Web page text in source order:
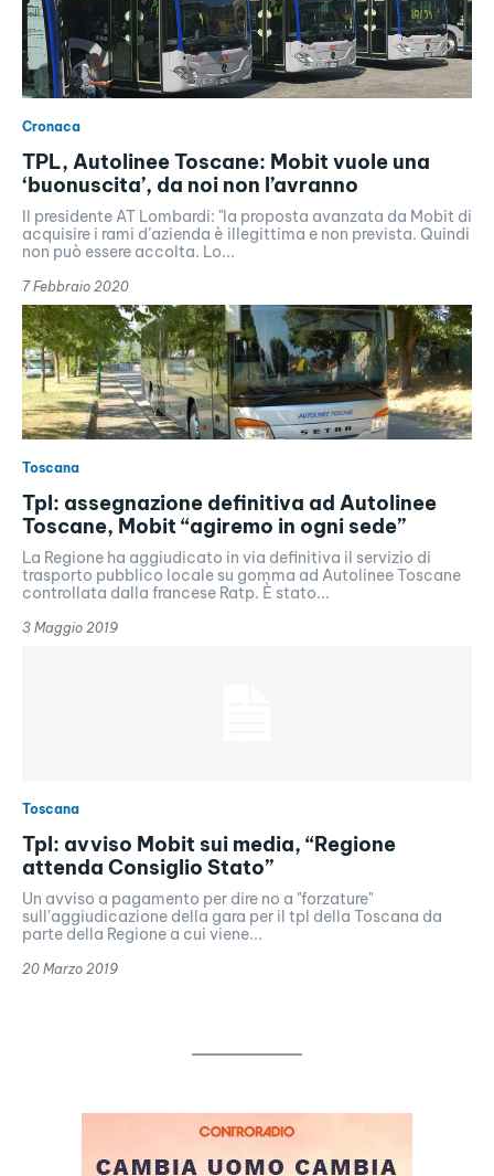
Cronaca
TPL, Autolinee Toscane: Mobit vuole una
‘buonuscita’, da noi non l’avranno
Il presidente AT Lombardi: "la proposta avanzata da Mobit di
acquisire i rami d’azienda è illegittima e non prevista. Quindi
non può essere accolta. Lo...
7 Febbraio 2020
Toscana
Tpl: assegnazione definitiva ad Autolinee
Toscane, Mobit “agiremo in ogni sede”
La Regione ha aggiudicato in via definitiva il servizio di
trasporto pubblico locale su gomma ad Autolinee Toscane
controllata dalla francese Ratp. È stato...
3 Maggio 2019
Toscana
Tpl: avviso Mobit sui media, “Regione
attenda Consiglio Stato”
Un avviso a pagamento per dire no a "forzature"
sull'aggiudicazione della gara per il tpl della Toscana da
parte della Regione a cui viene...
20 Marzo 2019